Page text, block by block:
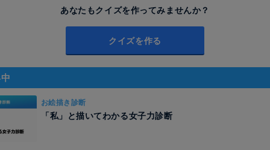
あなたもクイズを作ってみませんか？
クイズを作る
お絵描き診断
「私」と描いてわかる女子力診断